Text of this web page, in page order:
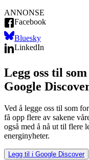
ANNONSE
Facebook
Bluesky
LinkedIn
Legg oss til
Google
Ved å legge oss til som
få opp flere av sakene
også med å nå ut til flere
energinyheter.
Legg til i Google Discover